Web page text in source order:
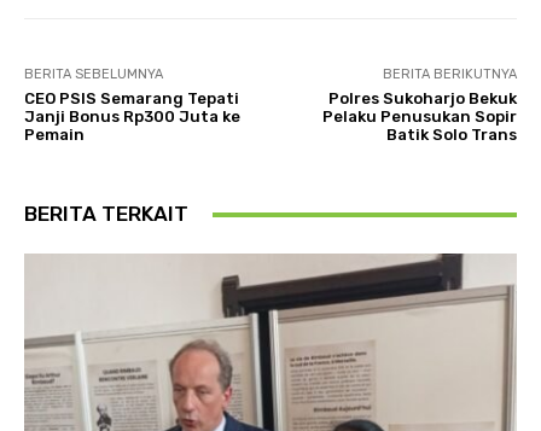
BERITA SEBELUMNYA
CEO PSIS Semarang Tepati
Janji Bonus Rp300 Juta ke
Pemain
BERITA BERIKUTNYA
Polres Sukoharjo Bekuk
Pelaku Penusukan Sopir
Batik Solo Trans
BERITA TERKAIT